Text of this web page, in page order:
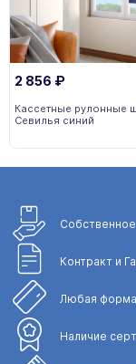
2 856 ₽
Кассетные рулонные
Севилья синий
Собственное
Контракт и
Любая форма
Наличие